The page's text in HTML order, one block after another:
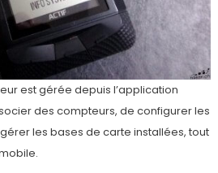
est gérée depuis l’application
des compteurs, de configurer les
les bases de carte installées, tout